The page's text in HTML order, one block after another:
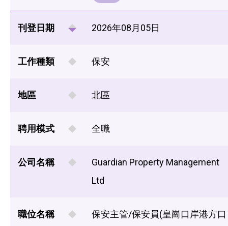
刊登日期 2026年08月05日
工作種類 保安
地區 北區
聘用模式 全職
公司名稱
Guardian Property Management
Ltd
職位名稱
保安主管/保安員(皇崗口岸港方口